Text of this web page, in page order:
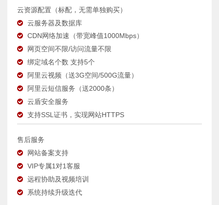
云资源配置（标配，无需单独购买）
云服务器及数据库
CDN网络加速（带宽峰值1000Mbps）
网页空间不限/访问流量不限
绑定域名个数 支持5个
阿里云视频（送3G空间/500G流量）
阿里云短信服务（送2000条）
云盾安全服务
支持SSL证书，实现网站HTTPS
售后服务
网站备案支持
VIP专属1对1客服
远程协助及视频培训
系统持续升级迭代